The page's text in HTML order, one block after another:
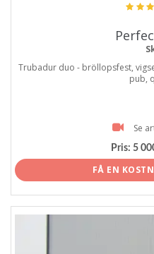
Trubadur duo - bröllopsfest,
pub,
Se
Pris: 5
FÅ EN